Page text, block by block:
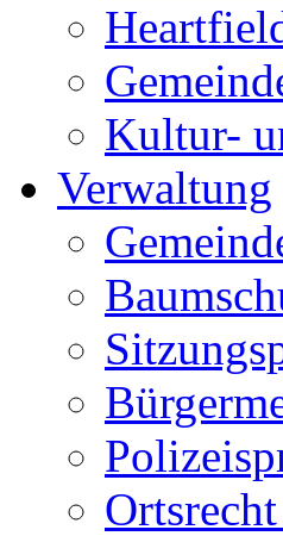
Kultur-
Verwaltung